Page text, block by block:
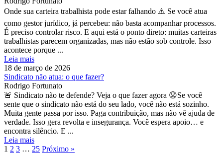
Onde sua carteira trabalhista pode estar falhando ⚠️ Se você atua
como gestor jurídico, já percebeu: não basta acompanhar processos.
É preciso controlar risco. E aqui está o ponto direto: muitas carteiras
trabalhistas parecem organizadas, mas não estão sob controle. Isso
acontece porque ...
Leia mais
18 de março de 2026
Sindicato não atua: o que fazer?
Rodrigo Fortunato
🚨 Sindicato não te defende? Veja o que fazer agora 😟Se você
sente que o sindicato não está do seu lado, você não está sozinho.
Muita gente passa por isso. Paga contribuição, mas não vê ajuda de
verdade. Isso gera revolta e insegurança. Você espera apoio… e
encontra silêncio. E ...
Leia mais
1 2 3 … 25 Próximo »